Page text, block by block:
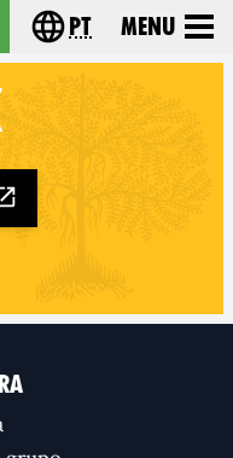
Choose your
pt Menu